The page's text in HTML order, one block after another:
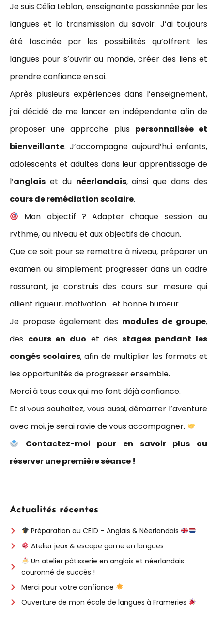
Je suis Célia Leblon, enseignante passionnée par les
langues et la transmission du savoir. J’ai toujours
été fascinée par les possibilités qu’offrent les
langues pour s’ouvrir au monde, créer des liens et
prendre confiance en soi.
Après plusieurs expériences dans l’enseignement,
j’ai décidé de me lancer en indépendante afin de
proposer une approche plus personnalisée et
bienveillante. J’accompagne aujourd’hui enfants,
adolescents et adultes dans leur apprentissage de
l’anglais et du néerlandais, ainsi que dans des
cours de remédiation scolaire.
Mon objectif ? Adapter chaque session au
rythme, au niveau et aux objectifs de chacun.
Que ce soit pour se remettre à niveau, préparer un
examen ou simplement progresser dans un cadre
rassurant, je construis des cours sur mesure qui
allient rigueur, motivation… et bonne humeur.
Je propose également des modules de groupe,
des cours en duo et des stages pendant les
congés scolaires, afin de multiplier les formats et
les opportunités de progresser ensemble.
Merci à tous ceux qui me font déjà confiance.
Et si vous souhaitez, vous aussi, démarrer l’aventure
avec moi, je serai ravie de vous accompagner.
Contactez-moi pour en savoir plus ou
réserver une première séance !
Actualités récentes
Préparation au CE1D – Anglais & Néerlandais
Atelier jeux & escape game en langues
Un atelier pâtisserie en anglais et néerlandais
couronné de succès !
Merci pour votre confiance
Ouverture de mon école de langues à Frameries